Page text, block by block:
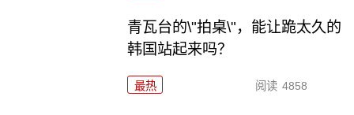
青瓦台的\"拍桌\"，能让跪太久的
韩国站起来吗？
最热 阅读 4858